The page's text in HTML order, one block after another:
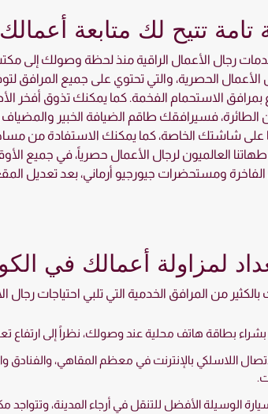
تامة تتيح لك متابعة
رجال الأعمال الراقية منذ لحظة وصولك إلى
الأعمال الحصرية، والتي تحتوي على جميع المرافق
بمرافق الاستحمام الفخمة. كما يمكنك تذوق أفخر
الطائرة، فسيرافقك طاقم الضيافة الخبير
شاشتك الخاصة، كما يمكنك الاستفادة من مساحة
طهاتنا العالميون لرجال الأعمال حصرياً، في جميع
ومستحضرات جيورجيو أرماني، بعد تعديل
لمزاولة أعمالك في
بالكثير من المرافق الخدمية التي تلبي احتياجات
بطاقة هاتف محلية عند وصولك، نظراً إلى ارتفاع
الوسيلة الأفضل للتنقل في أرجاء المدينة،